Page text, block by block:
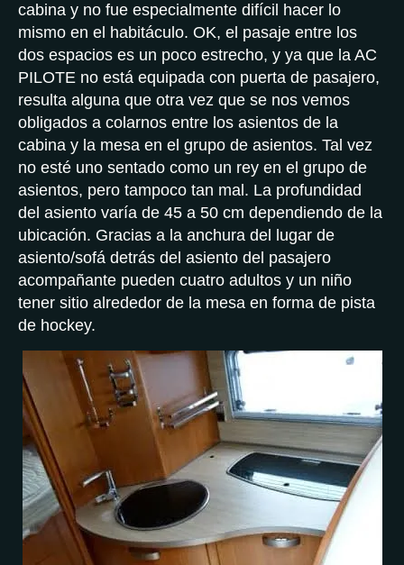
cabina y no fue especialmente difícil hacer lo
mismo en el habitáculo. OK, el pasaje entre los
dos espacios es un poco estrecho, y ya que la AC
PILOTE no está equipada con puerta de pasajero,
resulta alguna que otra vez que se nos vemos
obligados a colarnos entre los asientos de la
cabina y la mesa en el grupo de asientos. Tal vez
no esté uno sentado como un rey en el grupo de
asientos, pero tampoco tan mal. La profundidad
del asiento varía de 45 a 50 cm dependiendo de la
ubicación. Gracias a la anchura del lugar de
asiento/sofá detrás del asiento del pasajero
acompañante pueden cuatro adultos y un niño
tener sitio alrededor de la mesa en forma de pista
de hockey.